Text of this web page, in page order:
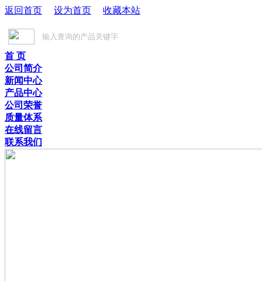
返回首页 设为首页 收藏本站
首 页
公司简介
新闻中心
产品中心
公司荣誉
质量体系
在线留言
联系我们